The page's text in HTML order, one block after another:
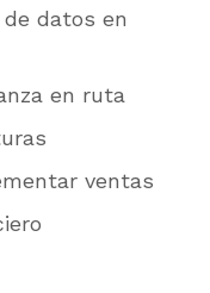
datos en
en ruta
ventas